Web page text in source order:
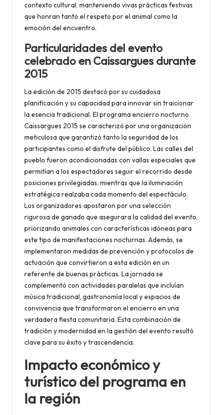
contexto cultural, manteniendo vivas prácticas festivas
que honran tanto el respeto por el animal como la
emoción del encuentro.
Particularidades del evento
celebrado en Caissargues durante
2015
La edición de 2015 destacó por su cuidadosa
planificación y su capacidad para innovar sin traicionar
la esencia tradicional. El programa encierro nocturno
Caissargues 2015 se caracterizó por una organización
meticulosa que garantizó tanto la seguridad de los
participantes como el disfrute del público. Las calles del
pueblo fueron acondicionadas con vallas especiales que
permitían a los espectadores seguir el recorrido desde
posiciones privilegiadas, mientras que la iluminación
estratégica realzaba cada momento del espectáculo.
Los organizadores apostaron por una selección
rigurosa de ganado que asegurara la calidad del evento,
priorizando animales con características idóneas para
este tipo de manifestaciones nocturnas. Además, se
implementaron medidas de prevención y protocolos de
actuación que convirtieron a esta edición en un
referente de buenas prácticas. La jornada se
complementó con actividades paralelas que incluían
música tradicional, gastronomía local y espacios de
convivencia que transformaron el encierro en una
verdadera fiesta comunitaria. Esta combinación de
tradición y modernidad en la gestión del evento resultó
clave para su éxito y trascendencia.
Impacto económico y
turístico del programa en
la región